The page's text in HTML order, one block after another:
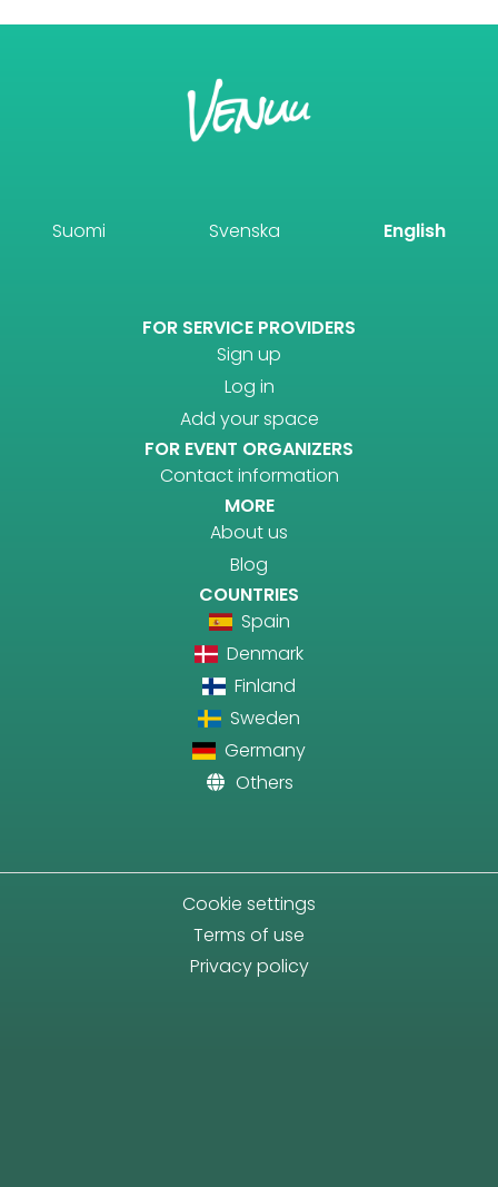
Suomi Svenska English
FOR SERVICE PROVIDERS
Sign up
Log in
Add your space
FOR EVENT ORGANIZERS
Contact information
MORE
About us
Blog
COUNTRIES
Spain
Denmark
Finland
Sweden
Germany
Others
Cookie settings
Terms of use
Privacy policy